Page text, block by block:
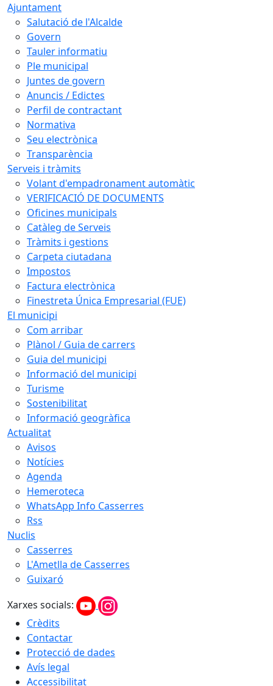
Ajuntament
Salutació de l'Alcalde
Govern
Tauler informatiu
Ple municipal
Juntes de govern
Anuncis / Edictes
Perfil de contractant
Normativa
Seu electrònica
Transparència
Serveis i tràmits
Volant d'empadronament automàtic
VERIFICACIÓ DE DOCUMENTS
Oficines municipals
Catàleg de Serveis
Tràmits i gestions
Carpeta ciutadana
Impostos
Factura electrònica
Finestreta Única Empresarial (FUE)
El municipi
Com arribar
Plànol / Guia de carrers
Guia del municipi
Informació del municipi
Turisme
Sostenibilitat
Informació geogràfica
Actualitat
Avisos
Notícies
Agenda
Hemeroteca
WhatsApp Info Casserres
Rss
Nuclis
Casserres
L'Ametlla de Casserres
Guixaró
Xarxes socials:
Crèdits
Contactar
Protecció de dades
Avís legal
Accessibilitat